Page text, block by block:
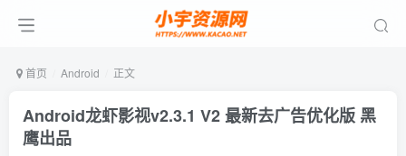
首页 Android 正文
Android龙虾影视v2.3.1 V2 最新去广告优化版 黑
鹰出品